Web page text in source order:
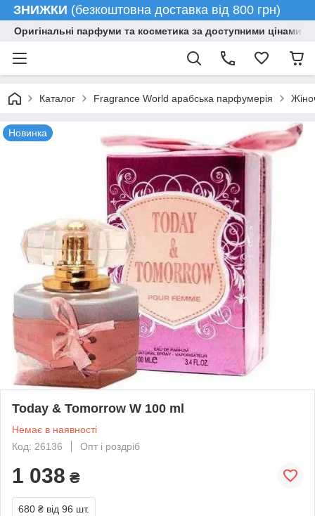
ЗНИЖКИ (безкоштовна доставка від 800 грн)
Оригінальні парфуми та косметика за доступними цінами
Каталог Fragrance World арабська парфумерія
Новинка
Today & Tomorrow W 100 ml
Немає в наявності
Код: 26136
Опт і роздріб
1 038 ₴
680 ₴ від 96 шт.